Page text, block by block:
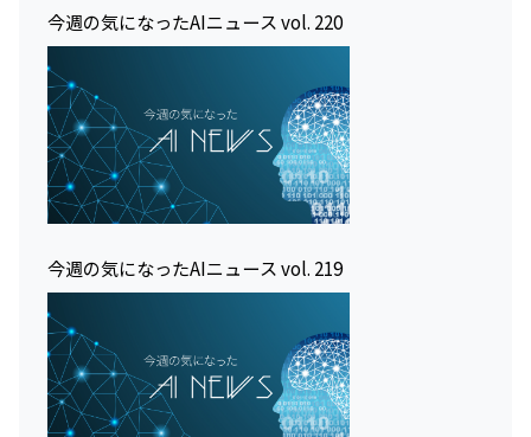
今週の気になったAIニュース vol. 220
今週の気になったAIニュース vol. 219